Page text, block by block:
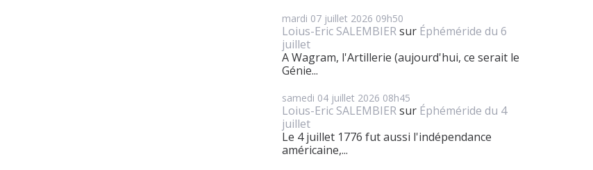
mardi 07 juillet 2026 09h50
Loius-Eric SALEMBIERsur Éphéméride du 6
juillet
A Wagram, l'Artillerie (aujourd'hui, ce serait le
Génie...
samedi 04 juillet 2026 08h45
Loius-Eric SALEMBIERsur Éphéméride du 4
juillet
Le 4 juillet 1776 fut aussi l'indépendance
américaine,...